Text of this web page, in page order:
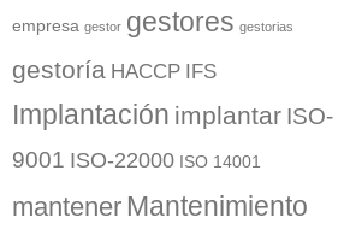
empresa gestor gestores gestorias
gestoría HACCP IFS
Implantación implantar ISO-
9001 ISO-22000 ISO 14001
mantener Mantenimiento